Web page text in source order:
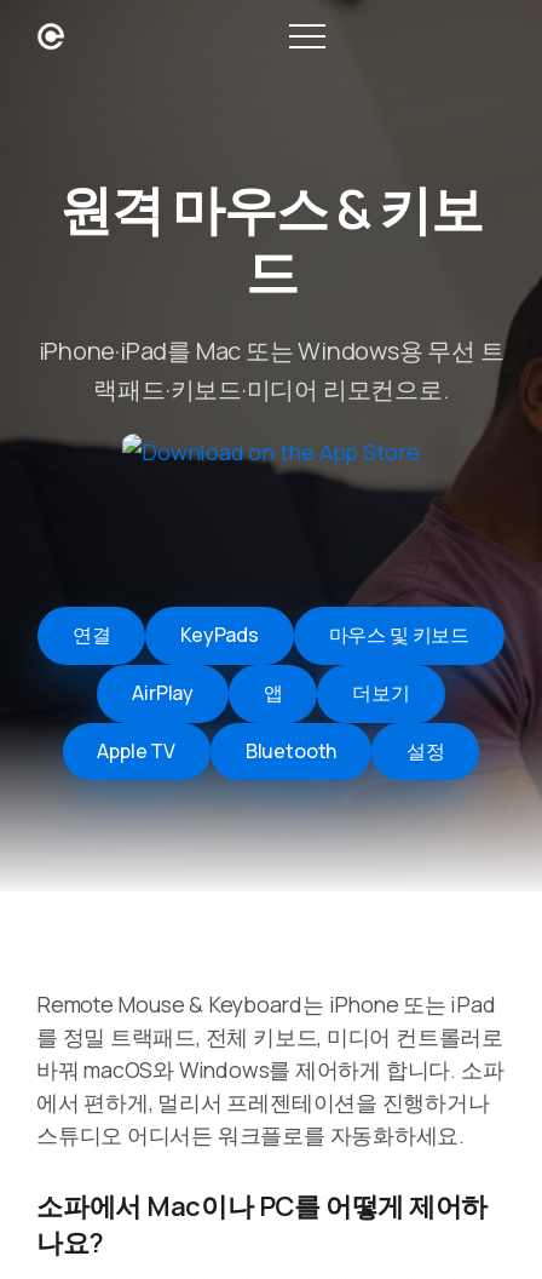
원격 마우스 & 키보
드
iPhone·iPad를 Mac 또는 Windows용 무선 트
랙패드·키보드·미디어 리모컨으로.
연결 KeyPads 마우스 및 키보드
AirPlay 앱 더보기
Apple TV Bluetooth 설정
Remote Mouse & Keyboard는 iPhone 또는 iPad
를 정밀 트랙패드, 전체 키보드, 미디어 컨트롤러로
바꿔 macOS와 Windows를 제어하게 합니다. 소파
에서 편하게, 멀리서 프레젠테이션을 진행하거나
스튜디오 어디서든 워크플로를 자동화하세요.
소파에서 Mac이나 PC를 어떻게 제어하
나요?